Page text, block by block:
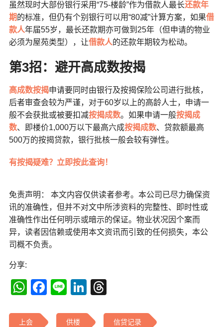
虽然现时大部份银行采用“75-楼龄”作为借款人最长还款年
期 的标准，但仍有个别银行可以用“80减”计算方案，如果借
款人年届55岁，最长还款期亦可做到25年（但申请的物业
必须为屋苑类型），让借款人的还款年期较为松动。
第3招：避开高成数按揭
高成数按揭申请要同时由银行及按揭保险公司进行批核，
后者审查会较为严谨，对于60岁以上的高龄人士，申请一
般不会获批或被要扣减按揭成数。如果申请一般按揭成
数、即楼价1,000万以下最高六成按揭成数、贷款额最高
500万的按揭贷款，银行批核一般会较有弹性。
有按揭疑难？立即按此查询！
免责声明： 本文内容仅供读者参考。本公司已尽力确保资
讯的准确性，但并不对文中所涉资料的完整性、即时性或
准确性作出任何明示或暗示的保证。物业状况因个案而
异，读者因信赖或使用本文资讯而引致的任何损失，本公
司概不负责。
分享:
WhatsApp
Facebook
LineLinkedIn
上会 供楼 信贷记录